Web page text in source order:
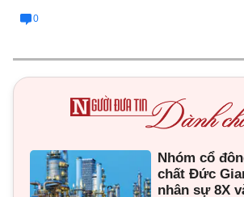
0
Nhóm cổ
chất Đức
nhân sự 8X